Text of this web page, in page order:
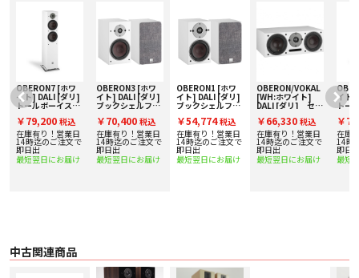
WOOD FIBRE CONE
細部を明らかにする
OBERON 5で使用されている1/1インチの低損失ウーファーは、繊細なミッド
レンジと低音周波数領域を再現するために専用の新しい木質繊維構造のコーン
で最適化されています。木質繊維で補強された細粒紙パルプのブレンドで構成
されており、剛性がありながら軽量な構造を作り出しています。また、低損失
サラウンドとスパイダーサスペンションと組み合わせると、OBERON <>ウー
ファーは、フィルタリングされていない高精度で細部を再現します。
歪みの低減
DALIの特許取得済みのSMC(軟磁性化合物)
OBERON 1にSMC(軟磁性化合物)を使用することで、ヒステリシスや渦電流に
よる機械的歪みを大幅に低減します。その結果、1次歪みを大幅に低減したマ
グネットモーターシステムが実現し、OBERON <>は、拡張されたリスニング
せています。大きなメンブレンサイズは、より少ないエクスカーションでより
高い音圧を生成し、ボイスコイルの動きを最小限に抑えます。ドーム近くのツ
イーターフロントプレートは、OPTICONおよびRUBICONツイーターと同様の
OBERON7 [ホワ
イト] DALI [ダリ]
トールボーイスピ
り査定額20%アッ
プ実施中！
￥79,200 税込
在庫有り！営業日
14時迄のご注文で
即日出
最短翌日にお届け
OBERON3 [ホワ
イト] DALI [ダリ]
ブックシェルフス
取り査定額20%ア
ップ実施中！
￥70,400 税込
在庫有り！営業日
14時迄のご注文で
即日出
最短翌日にお届け
OBERON1 [ホワ
イト] DALI [ダリ]
ブックシェルフス
取り査定額20%ア
ップ実施中！
￥54,774税込
在庫有り！営業日
14時迄のご注文で
即日出
最短翌日にお届け
OBERON/VOKAL
[WH:ホワイト]
DALI [ダリ] セン
￥66,330 税込
在庫有り！営業日
14時迄のご注文で
即日出
最短翌日にお届け
イト]
トー
り査
プ実
￥
在庫
14時
即日
最短
中古関連商品